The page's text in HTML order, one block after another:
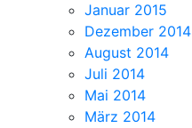
Januar 2015
Dezember 2014
August 2014
Juli 2014
Mai 2014
März 2014